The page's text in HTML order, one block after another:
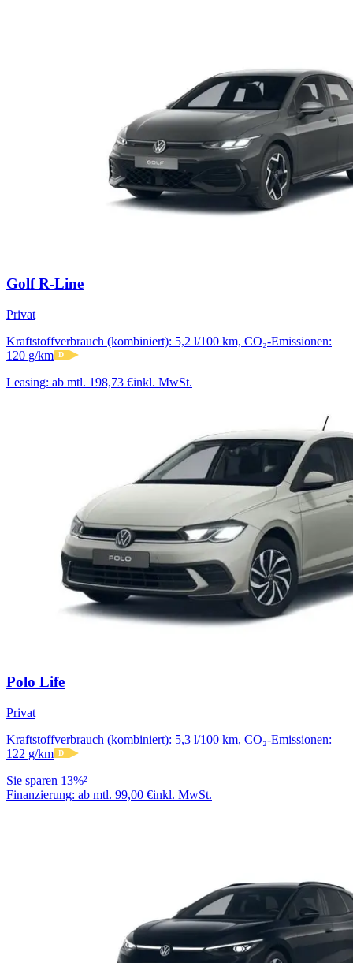
Golf R-Line
Privat
Kraftstoffverbrauch (kombiniert): 5,2 l/100 km, CO₂-Emissionen:
120 g/km D
Leasing: ab mtl. 198,73 €inkl. MwSt.
Polo Life
Privat
Kraftstoffverbrauch (kombiniert): 5,3 l/100 km, CO₂-Emissionen:
122 g/km D
Sie sparen 13%²
Finanzierung: ab mtl. 99,00 €inkl. MwSt.